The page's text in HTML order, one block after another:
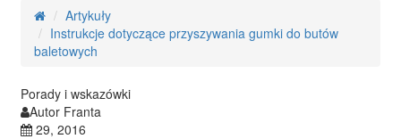
Artykuły
Instrukcje dotyczące przyszywania gumki do butów
baletowych
Porady i wskazówki
Autor Franta
29, 2016